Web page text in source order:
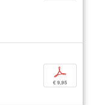
p
€ 9,95